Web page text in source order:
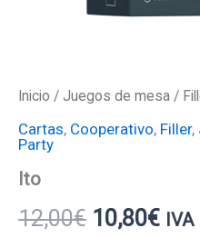
Inicio / Juegos de mesa /
Cartas, Cooperativo, Filler,
Party
Ito
12,00€ 10,80€